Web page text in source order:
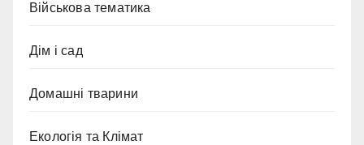
Військова тематика
Дім і сад
Домашні тварини
Екологія та Клімат